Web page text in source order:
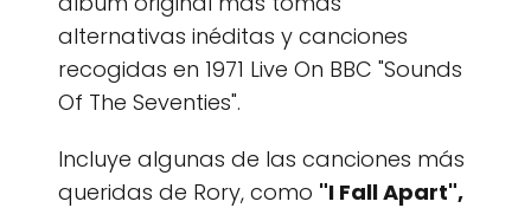
alternativas inéditas y canciones
recogidas en 1971 Live On BBC "Sounds
Of The Seventies".
Incluye algunas de las canciones más
queridas de Rory, como "I Fall Apart",